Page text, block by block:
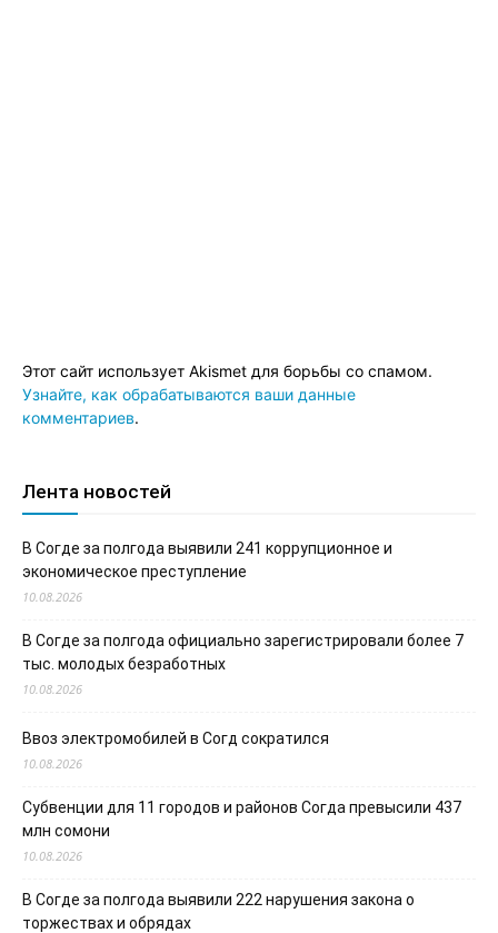
Этот сайт использует Akismet для борьбы со спамом.
Узнайте, как обрабатываются ваши данные
комментариев.
Лента новостей
В Согде за полгода выявили 241 коррупционное и
экономическое преступление
10.08.2026
В Согде за полгода официально зарегистрировали более 7
тыс. молодых безработных
10.08.2026
Ввоз электромобилей в Согд сократился
10.08.2026
Субвенции для 11 городов и районов Согда превысили 437
млн сомони
10.08.2026
В Согде за полгода выявили 222 нарушения закона о
торжествах и обрядах